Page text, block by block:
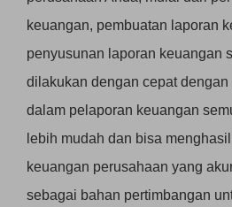
keuangan, pembuatan laporan
penyusunan laporan keuangan
dilakukan dengan cepat
dalam pelaporan keuangan
lebih mudah dan bisa
keuangan perusahaan yang
sebagai bahan pertimbangan